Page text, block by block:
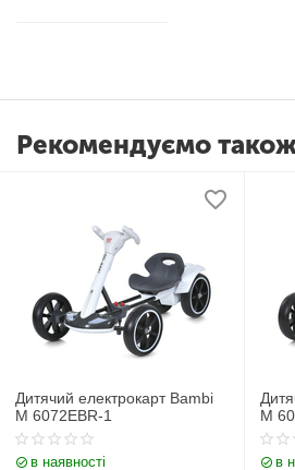
Рекомендуємо
Дитячий електрокарт Bambi
M 6072EBR-1
в наявності
M
в